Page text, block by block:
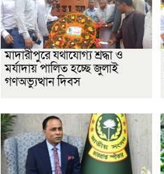
মাদারীপুরে যথাযোগ্য শ্রদ্ধা ও
মর্যাদায় পালিত হচ্ছে জুলাই
গণঅভ্যুত্থান দিবস